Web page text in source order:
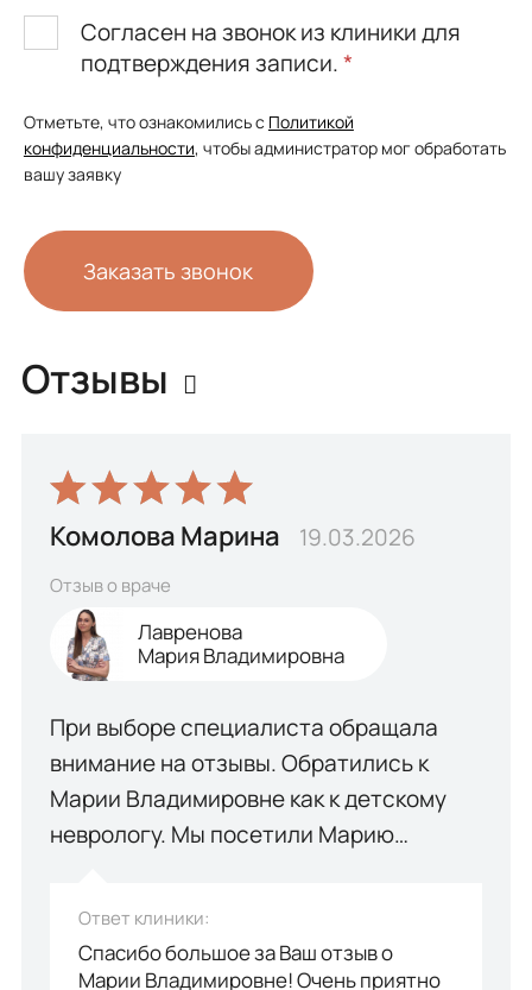
Согласен на звонок из клиники для
подтверждения записи.*
Отметьте, что ознакомились с Политикой
конфиденциальности, чтобы администратор мог обработать
вашу заявку
Заказать звонок
Отзывы
Комолова Марина 19.03.2026
Отзыв о враче
Лавренова
Мария Владимировна
При выборе специалиста обращала
внимание на отзывы. Обратились к
Марии Владимировне как к детскому
неврологу. Мы посетили Марию…
Ответ клиники:
Спасибо большое за Ваш отзыв о
Марии Владимировне! Очень приятно